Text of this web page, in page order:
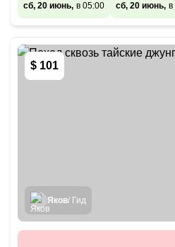
сб, 20 июнь, в 05:00 сб, 20 июнь, в
$ 101
Яков/ Гид